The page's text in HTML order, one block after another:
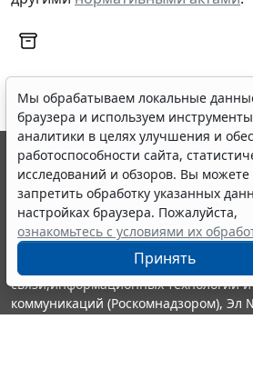
Мы обрабатываем локальные
браузера и используем инструменты
аналитики в целях улучшения и
работоспособности сайта,
исследований и обзоров. Вы можете
запретить обработку указанных
настройках браузера. Пожалуйста,
ознакомьтесь с условиями их
Принять
© ООО "НПП "ГАРАНТ-СЕРВИС", 2026.
выпускается с 1990 года. Компания
являются участниками Российской
информации ГАРАНТ.
Портал ГАРАНТ.РУ зарегистрирован в
издания Федеральной службой по
связи,информационных технологий
коммуникаций (Роскомнадзором), Эл